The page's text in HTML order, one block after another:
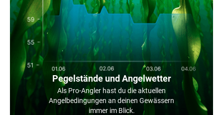
Pegelstände und Angelwetter
Als Pro-Angler hast du die aktuellen
Angelbedingungen an deinen Gewässern
immer im Blick.